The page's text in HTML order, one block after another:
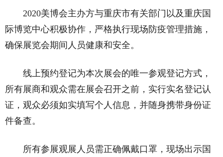
2020美博会主办方与重庆市有关部门以及重庆国
际博览中心积极协作，严格执行现场防疫管理措施，
确保展览会期间人员健康和安全。
线上预约登记为本次展会的唯一参观登记方式，
所有展商和观众需在展会召开之前，实行实名登记认
证，观众必须如实填写个人信息，并随身携带身份证
件备查。
所有参展观展人员需正确佩戴口罩，现场出示国